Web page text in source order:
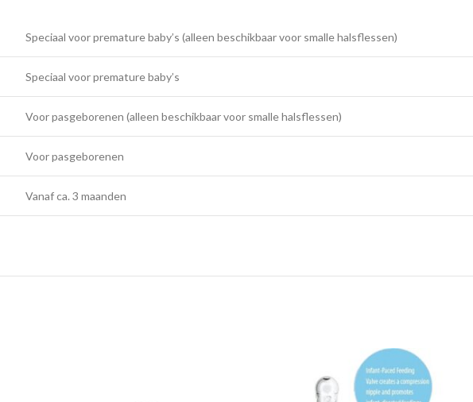
Speciaal voor premature baby’s (alleen beschikbaar voor smalle halsflessen)
Speciaal voor premature baby’s
Voor pasgeborenen (alleen beschikbaar voor smalle halsflessen)
Voor pasgeborenen
Vanaf ca. 3 maanden